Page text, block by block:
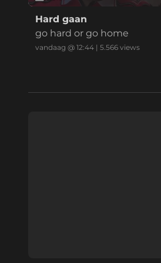
Hard gaan
go hard or go home
vandaag @ 12:44 | 5.566 views